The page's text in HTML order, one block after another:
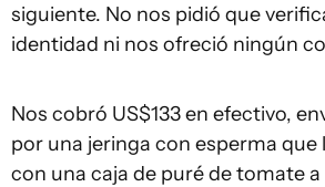
siguiente. No nos pidió que
identidad ni nos ofreció ningún
Nos cobró US$133 en efectivo,
por una jeringa con esperma que
con una caja de puré de tomate